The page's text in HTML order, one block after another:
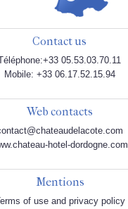
Contact us
05.53.03.70.11
Mobile: +33 06.17.52.15.94
Web contacts
hotel-dordogne.com
Mentions
of use and privacy policy